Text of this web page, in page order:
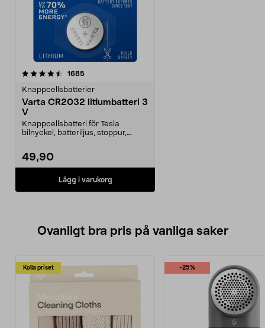
1685recensioner
Knappcellsbatterier
Varta CR2032 litiumbatteri 3
V
Knappcellsbatteri för Tesla
bilnyckel, batteriljus, stoppur,
49,90
Lägg i varukorg
Ovanligt bra pris på vanliga saker
Kolla priset -25%